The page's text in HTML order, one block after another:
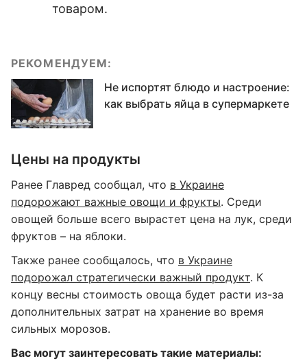
товаром.
РЕКОМЕНДУЕМ:
Не испортят блюдо и настроение:
как выбрать яйца в супермаркете
Цены на продукты
Ранее Главред сообщал, что в Украине
подорожают важные овощи и фрукты. Среди
овощей больше всего вырастет цена на лук, среди
фруктов – на яблоки.
Также ранее сообщалось, что в Украине
подорожал стратегически важный продукт. К
концу весны стоимость овоща будет расти из-за
дополнительных затрат на хранение во время
сильных морозов.
Вас могут заинтересовать такие материалы: